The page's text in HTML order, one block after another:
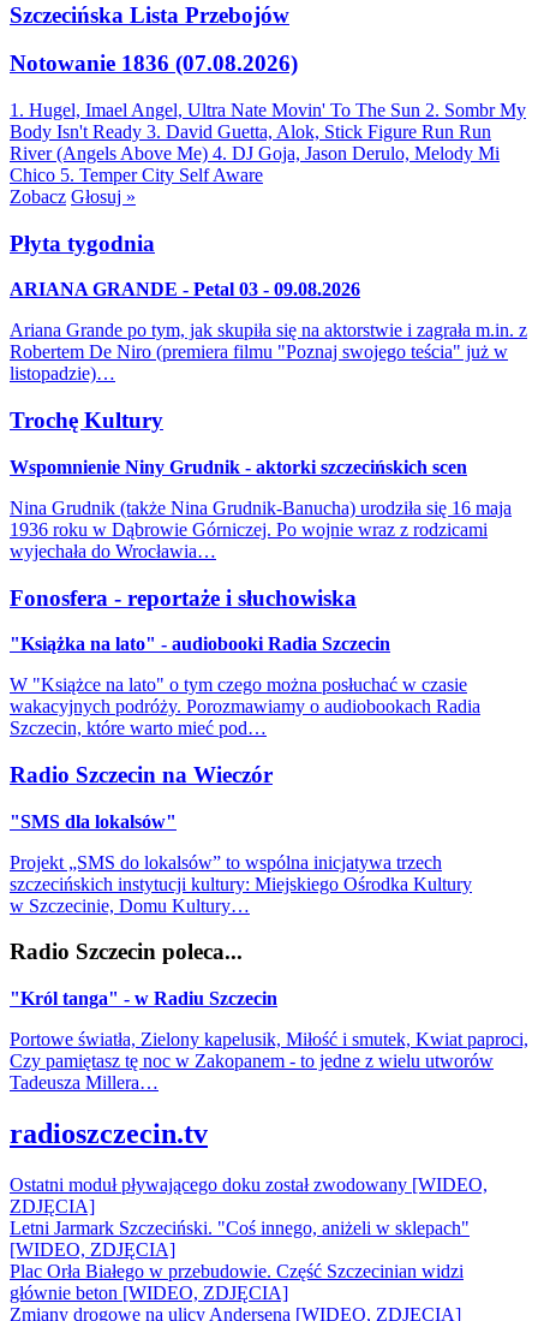
Szczecińska Lista Przebojów
Notowanie 1836 (07.08.2026)
1. Hugel, Imael Angel, Ultra Nate Movin' To The Sun 2. Sombr My
Body Isn't Ready 3. David Guetta, Alok, Stick Figure Run Run
River (Angels Above Me) 4. DJ Goja, Jason Derulo, Melody Mi
Chico 5. Temper City Self Aware
Zobacz Głosuj »
Płyta tygodnia
ARIANA GRANDE - Petal 03 - 09.08.2026
Ariana Grande po tym, jak skupiła się na aktorstwie i zagrała m.in. z
Robertem De Niro (premiera filmu "Poznaj swojego teścia" już w
listopadzie)…
Trochę Kultury
Wspomnienie Niny Grudnik - aktorki szczecińskich scen
Nina Grudnik (także Nina Grudnik-Banucha) urodziła się 16 maja
1936 roku w Dąbrowie Górniczej. Po wojnie wraz z rodzicami
wyjechała do Wrocławia…
Fonosfera - reportaże i słuchowiska
"Książka na lato" - audiobooki Radia Szczecin
W "Książce na lato" o tym czego można posłuchać w czasie
wakacyjnych podróży. Porozmawiamy o audiobookach Radia
Szczecin, które warto mieć pod…
Radio Szczecin na Wieczór
"SMS dla lokalsów"
Projekt „SMS do lokalsów” to wspólna inicjatywa trzech
szczecińskich instytucji kultury: Miejskiego Ośrodka Kultury
w Szczecinie, Domu Kultury…
Radio Szczecin poleca...
"Król tanga" - w Radiu Szczecin
Portowe światła, Zielony kapelusik, Miłość i smutek, Kwiat paproci,
Czy pamiętasz tę noc w Zakopanem - to jedne z wielu utworów
Tadeusza Millera…
radioszczecin.tv
Ostatni moduł pływającego doku został zwodowany [WIDEO,
ZDJĘCIA]
Letni Jarmark Szczeciński. "Coś innego, aniżeli w sklepach"
[WIDEO, ZDJĘCIA]
Plac Orła Białego w przebudowie. Część Szczecinian widzi
głównie beton [WIDEO, ZDJĘCIA]
Zmiany drogowe na ulicy Andersena [WIDEO, ZDJĘCIA]